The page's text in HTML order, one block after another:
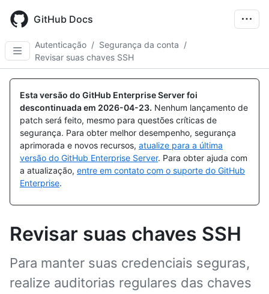
main
content
GitHub Docs
Autenticação / Segurança da conta /
Revisar suas chaves SSH
Esta versão do GitHub Enterprise Server foi
descontinuada em 2026-04-23. Nenhum lançamento de
patch será feito, mesmo para questões críticas de
segurança. Para obter melhor desempenho, segurança
aprimorada e novos recursos, atualize para a última
versão do GitHub Enterprise Server. Para obter ajuda com
a atualização, entre em contato com o suporte do GitHub
Enterprise.
Revisar suas chaves SSH
Para manter suas credenciais seguras,
realize auditorias regulares das chaves